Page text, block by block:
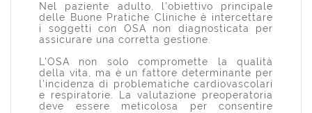
Nel paziente adulto, l'obiettivo principale
delle Buone Pratiche Cliniche è intercettare
i soggetti con OSA non diagnosticata per
assicurare una corretta gestione.
L'OSA non solo compromette la qualità
della vita, ma è un fattore determinante per
l'incidenza di problematiche cardiovascolari
e respiratorie. La valutazione preoperatoria
deve essere meticolosa per consentire